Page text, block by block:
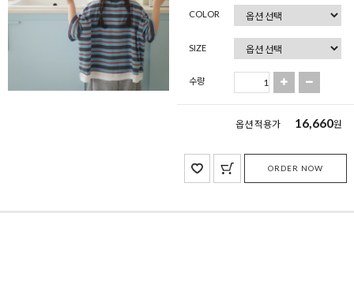
COLOR
SIZE
수량
옵션 적용가 16,660원
ORDER NOW